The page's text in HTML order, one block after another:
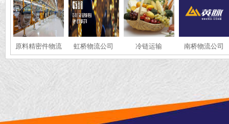
原料精密件物流 虹桥物流公司 冷链运输 南桥物流公司